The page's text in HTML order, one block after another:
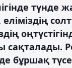
сақталады.
бұршақ